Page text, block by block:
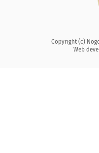
Copyright (c)
Web